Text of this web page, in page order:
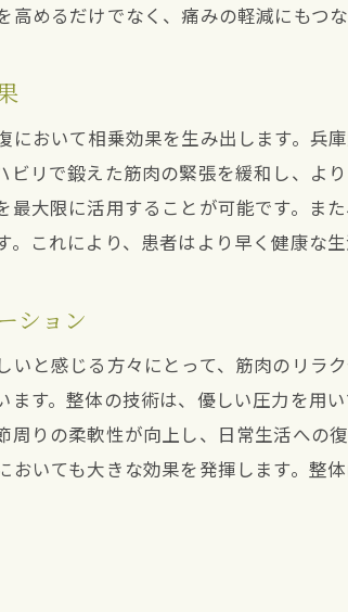
整体師の専門性がもたらす
柔軟性向上を目指した整
整体で行うストレッチと
関節の動きをスムーズに
整体での柔軟性回復プロ
術後の痛みを和らげる兵庫県
痛みを軽減する整体テク
個々の状態に合わせた施
整体での痛み管理のメリ
めるだけでなく、痛みの軽減にもつ
おいて相乗効果を生み出します。兵
ビリで鍛えた筋肉の緊張を緩和し、よ
最大限に活用することが可能です。
これにより、患者はより早く健康な
ション
いと感じる方々にとって、筋肉のリラ
ます。整体の技術は、優しい圧力を用
周りの柔軟性が向上し、日常生活へ
いても大きな効果を発揮します。整